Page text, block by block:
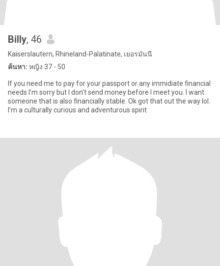
Billy, 46
Kaiserslautern, Rhineland-Palatinate, เยอรมันนี
ค้นหา: หญิง 37 - 50
If you need me to pay for your passport or any immidiate financial
needs I’m sorry but I don’t send money before I meet you. I want
someone that is also financially stable. Ok got that out the way lol.
I’m a culturally curious and adventurous spirit